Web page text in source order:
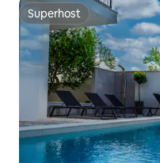
Superhost
Superhost